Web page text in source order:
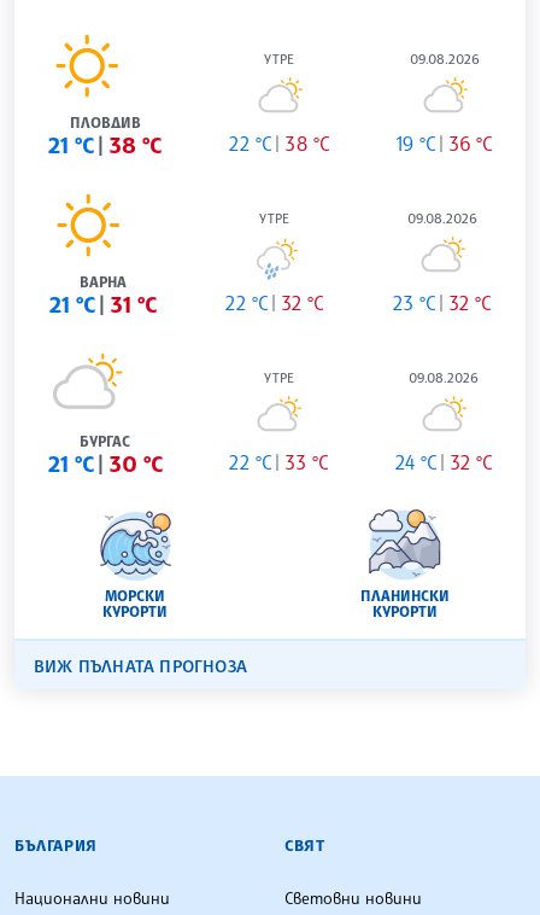
ПЛОВДИВ
21 °C 38 °C
УТРЕ
22 °C 38 °C
09.08.2026
19 °C 36 °C
ВАРНА
21 °C 31 °C
УТРЕ
22 °C 32 °C
09.08.2026
23 °C 32 °C
БУРГАС
21 °C 30 °C
УТРЕ
22 °C 33 °C
09.08.2026
24 °C 32 °C
МОРСКИ
КУРОРТИ
ПЛАНИНСКИ
КУРОРТИ
ВИЖ ПЪЛНАТА ПРОГНОЗА
БЪЛГАРСКА ТЕЛЕГРАФНА АГЕНЦИЯ
БЪЛГАРИЯ
Национални новини
СВЯТ
Световни новини